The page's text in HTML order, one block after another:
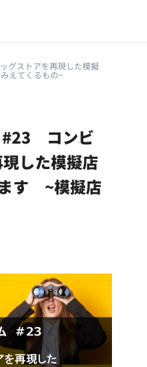
グストアを再現した模擬
えてくるもの~
#23 コンビ
した模擬店
す ~模擬店